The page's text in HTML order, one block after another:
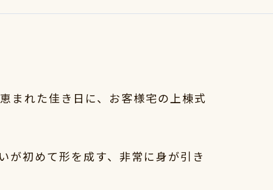
まれた佳き日に、お客様宅の上棟式
が初めて形を成す、非常に身が引き